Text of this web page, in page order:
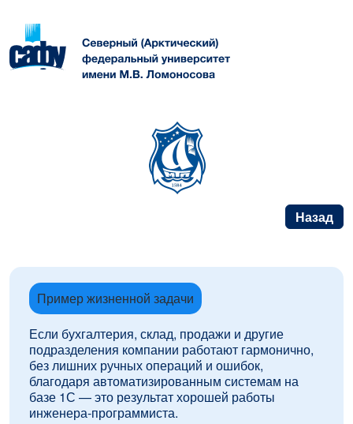
Назад
Пример жизненной задачи
Если бухгалтерия, склад, продажи и другие
подразделения компании работают гармонично,
без лишних ручных операций и ошибок,
благодаря автоматизированным системам на
базе 1С — это результат хорошей работы
инженера-программиста.